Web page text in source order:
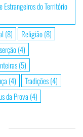
Estrangeiros do Território
(8) Religião(8)
(4)
(5)
(4) Tradições(4)
da Prova (4)